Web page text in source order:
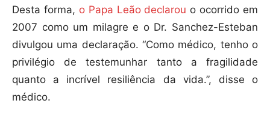
Desta forma, o Papa Leão declarou o ocorrido em
2007 como um milagre e o Dr. Sanchez-Esteban
divulgou uma declaração. “Como médico, tenho o
privilégio de testemunhar tanto a fragilidade
quanto a incrível resiliência da vida.”, disse o
médico.